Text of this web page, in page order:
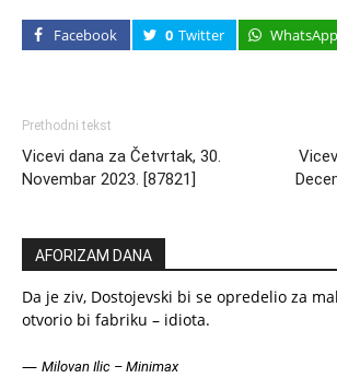
Facebook 0 Twitter WhatsApp
Prethodni tekst
Vicevi dana za Četvrtak, 30.
Novembar 2023. [87821]
AFORIZAM DANA
Da je ziv, Dostojevski bi se opredelio za
otvorio bi fabriku – idiota.
— Milovan Ilic – Minimax